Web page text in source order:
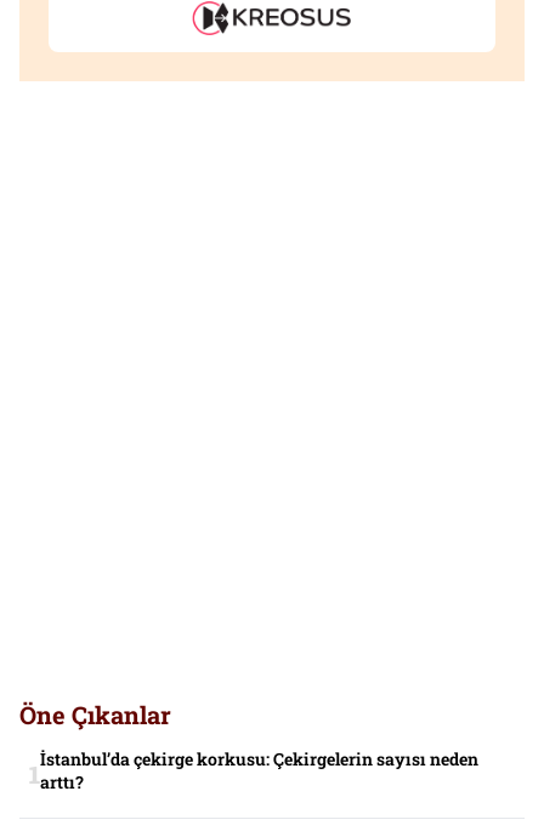
Öne Çıkanlar
İstanbul’da çekirge korkusu: Çekirgelerin sayısı neden
arttı?